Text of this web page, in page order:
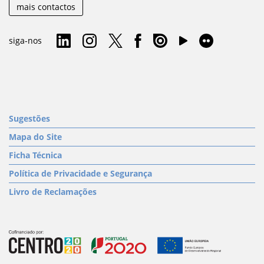
mais contactos
siga-nos
Sugestões
Mapa do Site
Ficha Técnica
Política de Privacidade e Segurança
Livro de Reclamações